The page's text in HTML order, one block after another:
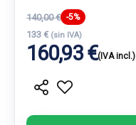
140,00 € -5%
133 € (sin IVA)
160,93 €(IVA incl.)